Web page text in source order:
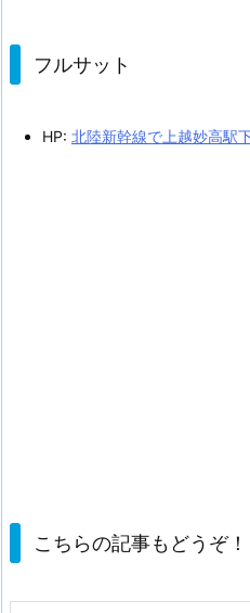
フルサット
HP: 北陸新幹線で上越妙高駅
こちらの記事もどうぞ！